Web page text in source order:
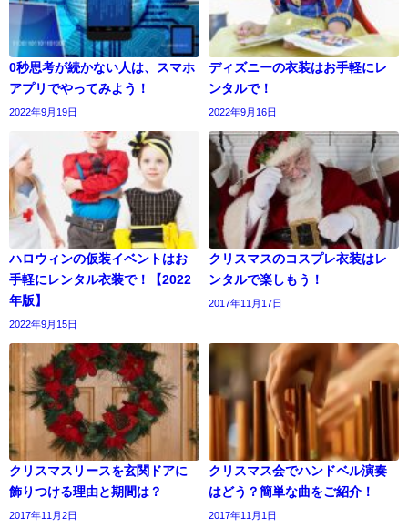
0秒思考が続かない人は、スマホ
アプリでやってみよう！
2022年9月19日
ディズニーの衣装はお手軽にレ
ンタルで！
2022年9月16日
ハロウィンの仮装イベントはお
手軽にレンタル衣装で！【2022
年版】
2022年9月15日
クリスマスのコスプレ衣装はレ
ンタルで楽しもう！
2017年11月17日
クリスマスリースを玄関ドアに
飾りつける理由と期間は？
2017年11月2日
クリスマス会でハンドベル演奏
はどう？簡単な曲をご紹介！
2017年11月1日